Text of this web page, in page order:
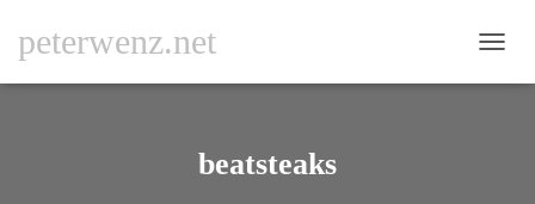
peterwenz.net
beatsteaks